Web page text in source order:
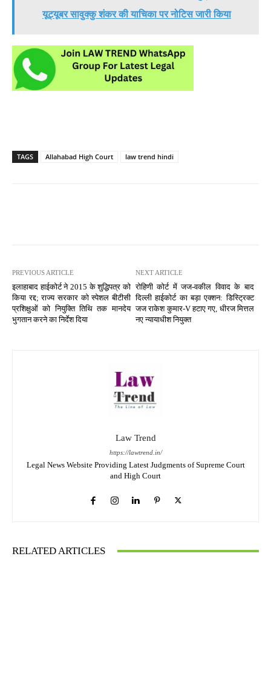
यूट्यूबर सावुक्कु शंकर की याचिका पर नोटिस जारी किया
TAGS Allahabad High Court law trend hindi
PREVIOUS ARTICLE
इलाहाबाद हाईकोर्ट ने 2015 के शुद्धिपत्र को
किया रद्द; राज्य सरकार को स्पेशल बीटीसी
प्रशिक्षुओं को नियुक्ति तिथि तक मानदेय
भुगतान करने का निर्देश दिया
NEXT ARTICLE
रोहिणी कोर्ट में जज-वकील विवाद के बाद
दिल्ली हाईकोर्ट का बड़ा एक्शन: डिस्ट्रिक्ट
जज राकेश कुमार-V हटाए गए, धीरज मित्तल
नए न्यायाधीश नियुक्त
Law Trend
https://lawtrend.in/
Legal News Website Providing Latest Judgments of Supreme Court
and High Court
RELATED ARTICLES